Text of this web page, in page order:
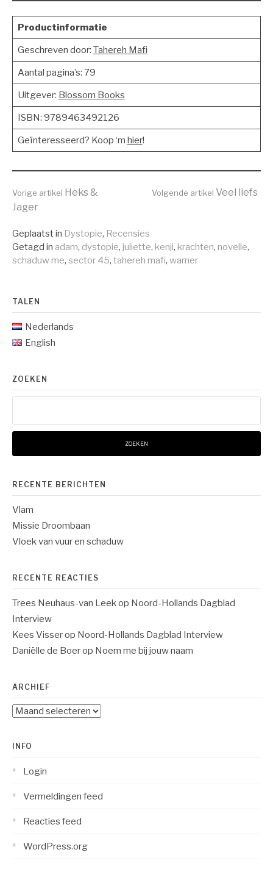
Productinformatie
Geschreven door: Tahereh Mafi
Aantal pagina’s: 79
Uitgever: Blossom Books
ISBN: 9789463492126
Geïnteresseerd? Koop ‘m hier!
Verder
lezen
Vorige artikel Heks &
Jager
Volgende artikel Veel liefs
Geplaatst in Dystopie, Recensies
Getagd in adam, dystopie, juliette, kenji, krachten, novelle,
schaduw me, sector 45, tahereh mafi, warner
TALEN
Nederlands
English
ZOEKEN
RECENTE BERICHTEN
Vlam
Missie Droombaan
Vloek van vuur en schaduw
RECENTE REACTIES
Trees Neuhaus-van Leekop Noord-Hollands Dagblad
Interview
Kees Visserop Noord-Hollands Dagblad Interview
Daniëlle de Boerop Noem me bij jouw naam
ARCHIEF
Archief
INFO
Login
Vermeldingen feed
Reacties feed
WordPress.org